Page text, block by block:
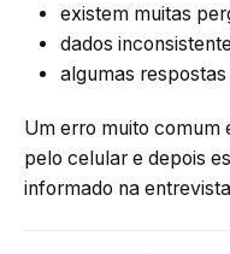
existem muitas
dados
algumas
Um erro muito comum
pelo celular e depois
informado na